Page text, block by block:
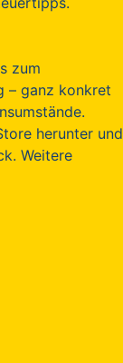
zum
– ganz konkret
herunter und
Weitere